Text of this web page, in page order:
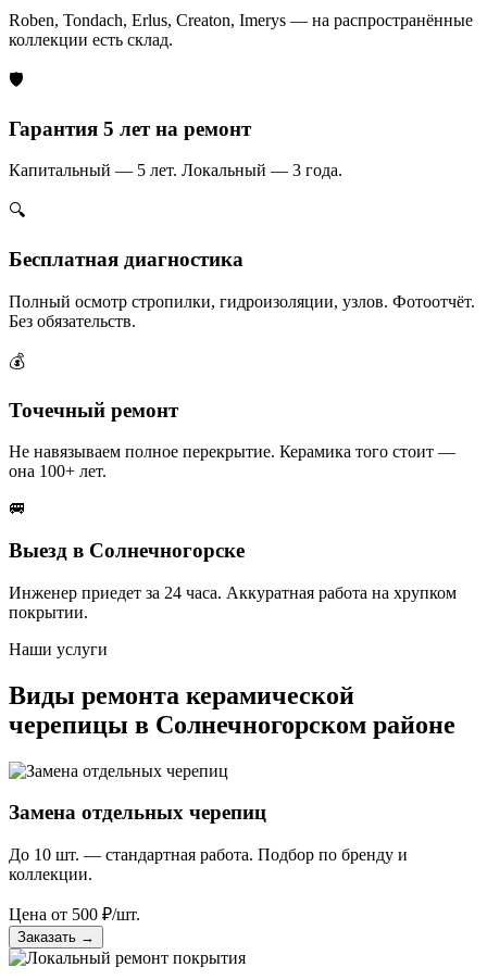
Roben, Tondach, Erlus, Creaton, Imerys — на распространённые
коллекции есть склад.
🛡️
Гарантия 5 лет на ремонт
Капитальный — 5 лет. Локальный — 3 года.
🔍
Бесплатная диагностика
Полный осмотр стропилки, гидроизоляции, узлов. Фотоотчёт.
Без обязательств.
💰
Точечный ремонт
Не навязываем полное перекрытие. Керамика того стоит —
она 100+ лет.
🚐
Выезд в Солнечногорске
Инженер приедет за 24 часа. Аккуратная работа на хрупком
покрытии.
Наши услуги
Виды ремонта керамической
черепицы в Солнечногорском районе
Замена отдельных черепиц
До 10 шт. — стандартная работа. Подбор по бренду и
коллекции.
Цена от 500 ₽/шт.
Заказать →